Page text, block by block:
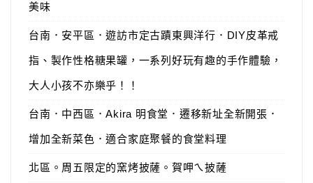
美味
台南．安平區．遊訪市定古蹟東興洋行．DIY皮革戒
指、製作性格糖果罐，一系列好玩有趣的手作體驗，
大人小孩不亦樂乎！！
台南．中西區．Akira 明食堂．遷移新址全新開張．
增加全新菜色．適合家庭聚餐的食堂料理
北區。周五限定的窯烤披薩。賀呷ㄟ披薩